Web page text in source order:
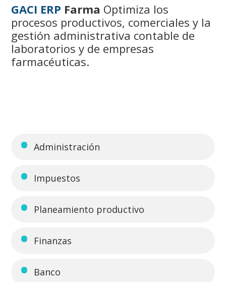
GACI ERP Farma Optimiza los
procesos productivos, comerciales y la
gestión administrativa contable de
laboratorios y de empresas
farmacéuticas.
Administración
Impuestos
Planeamiento productivo
Finanzas
Banco